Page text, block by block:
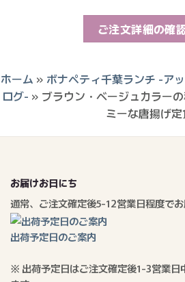
ご注文詳細の確
ホーム » ボナペティ千葉ランチ -ア
ログ- » ブラウン・ベージュカラー
ミーな唐揚げ
お届けお日にち
通常、ご注文確定後5-12営業日程度でお
出荷予定日のご案内
※ 出荷予定日はご注文確定後1-3営業日